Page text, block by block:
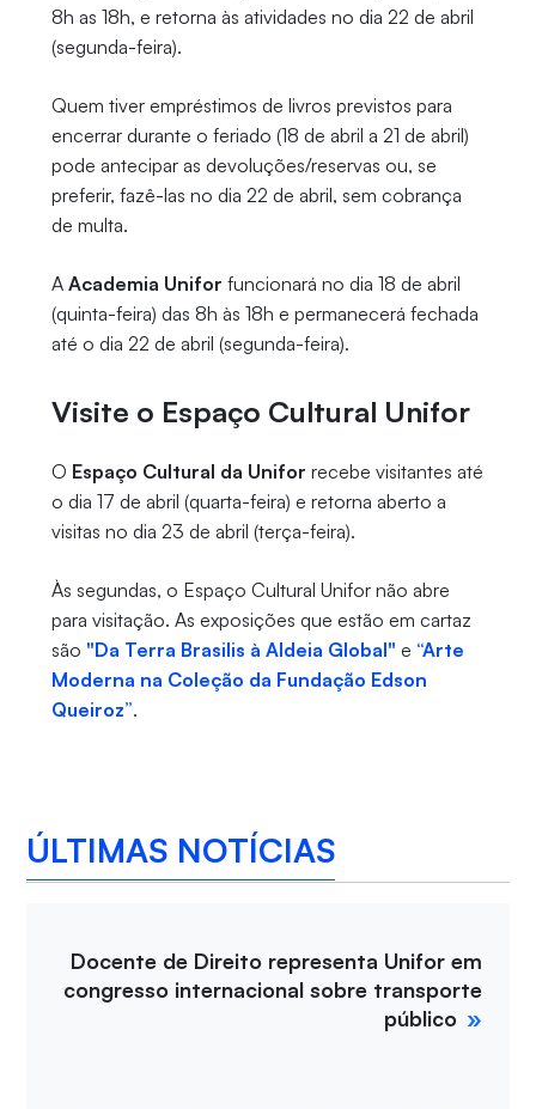
8h as 18h, e retorna às atividades no dia 22 de abril
(segunda-feira).
Quem tiver empréstimos de livros previstos para
encerrar durante o feriado (18 de abril a 21 de abril)
pode antecipar as devoluções/reservas ou, se
preferir, fazê-las no dia 22 de abril, sem cobrança
de multa.
A Academia Unifor funcionará no dia 18 de abril
(quinta-feira) das 8h às 18h e permanecerá fechada
até o dia 22 de abril (segunda-feira).
Visite o Espaço Cultural Unifor
O Espaço Cultural da Unifor recebe visitantes até
o dia 17 de abril (quarta-feira) e retorna aberto a
visitas no dia 23 de abril (terça-feira).
Às segundas, o Espaço Cultural Unifor não abre
para visitação. As exposições que estão em cartaz
são "Da Terra Brasilis à Aldeia Global" e “Arte
Moderna na Coleção da Fundação Edson
Queiroz”.
ÚLTIMAS NOTÍCIAS
Docente de Direito representa Unifor em
congresso internacional sobre transporte
público